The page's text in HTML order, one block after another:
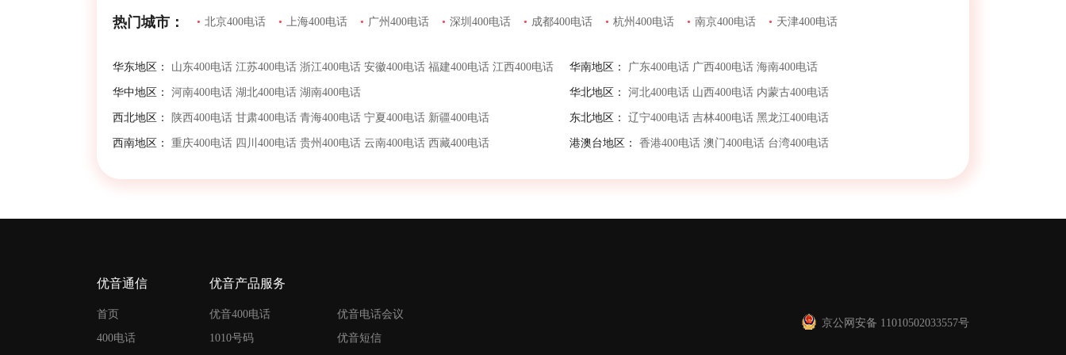
热门城市： • 北京400电话 • 上海400电话 • 广州400电话 • 深圳400电话 • 成都400电话 • 杭州400电话 • 南京400电话 • 天津400电话
华东地区： 山东400电话 江苏400电话 浙江400电话 安徽400电话 福建400电话 江西400电话
华中地区： 河南400电话 湖北400电话 湖南400电话
西北地区： 陕西400电话 甘肃400电话 青海400电话 宁夏400电话 新疆400电话
西南地区： 重庆400电话 四川400电话 贵州400电话 云南400电话 西藏400电话
华南地区： 广东400电话 广西400电话 海南400电话
华北地区： 河北400电话 山西400电话 内蒙古400电话
东北地区： 辽宁400电话 吉林400电话 黑龙江400电话
港澳台地区： 香港400电话 澳门400电话 台湾400电话
优音通信
首页
400电话
优音产品服务
优音400电话
1010号码
优音电话会议
优音短信
京公网安备 11010502033557号